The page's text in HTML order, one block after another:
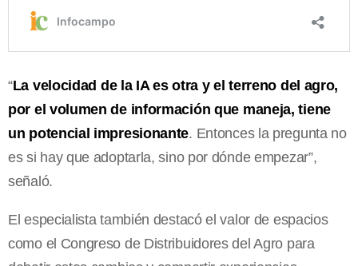
“La velocidad de la IA es otra y el terreno del agro,
por el volumen de información que maneja, tiene
un potencial impresionante. Entonces la pregunta no
es si hay que adoptarla, sino por dónde empezar”,
señaló.
El especialista también destacó el valor de espacios
como el Congreso de Distribuidores del Agro para